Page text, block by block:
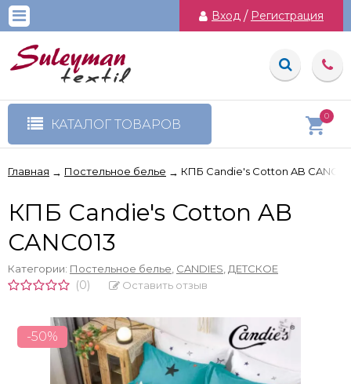
Вход / Регистрация
КАТАЛОГ ТОВАРОВ
0
Главная → Постельное белье → КПБ Candie's Cotton AB
КПБ Candie's Cotton AB
CANC013
Категории: Постельное белье CANDIES ДЕТСКОЕ
(0) Оставить отзыв
-50%